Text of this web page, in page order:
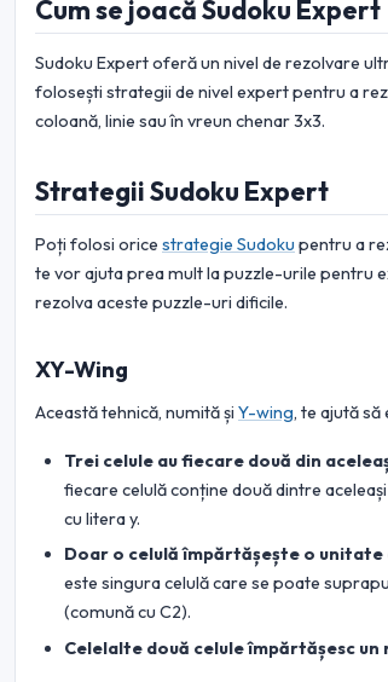
Cum se joacă Sudoku Expert
Sudoku Expert oferă un nivel de rezolvare
folosești strategii de nivel expert pentru a
coloană, linie sau în vreun chenar 3x3.
Strategii Sudoku Expert
Poți folosi orice strategie Sudoku pentru a
te vor ajuta prea mult la puzzle-urile pentru
rezolva aceste puzzle-uri dificile.
XY-Wing
Această tehnică, numită și Y-wing, te ajută
Trei celule au fiecare două din
fiecare celulă conține două dintre
cu litera y.
Doar o celulă împărtășește o
este singura celulă care se poate
(comună cu C2).
Celelalte două celule împărtășesc un